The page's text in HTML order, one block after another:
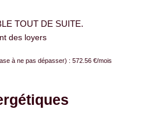
TOUT DE SUITE.
des loyers
à ne pas dépasser) : 572.56 €/mois